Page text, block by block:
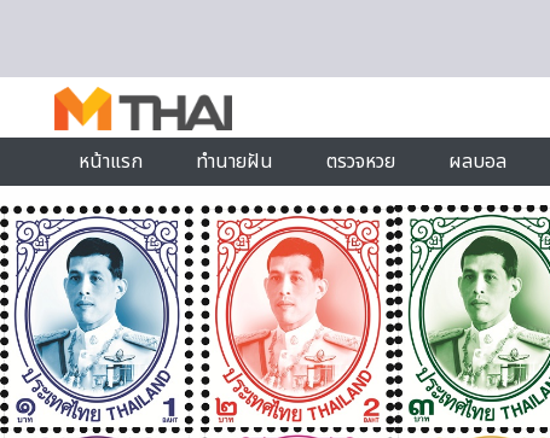
หน้าแรก
ทำนายฝัน ตรวจหวย ผลบอล